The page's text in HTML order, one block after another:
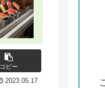
コピー
2023.05.17